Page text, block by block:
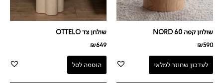
שולחן קפה NORD 60
₪590
לעדכון שחוזר למלאי
שולחן צד OTTELO
₪649
הוספה לסל